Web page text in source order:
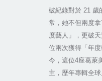
破紀錄對於 21 歲
常，她不但兩度拿
度藝人」，更破
位兩次獲得「年
今，這位4座葛萊
主，歷年專輯全